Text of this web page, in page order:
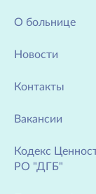
О больнице
Новости
Контакты
Вакансии
Кодекс
РО "ДГБ"